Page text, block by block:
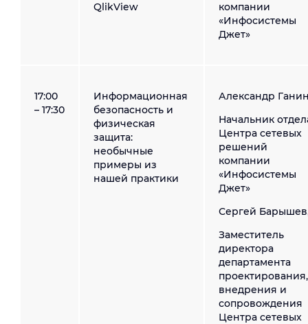
QlikView
компании
«Инфосистемы
Джет»
17:00
– 17:30
Информационная
безопасность и
физическая
защита:
необычные
примеры из
нашей практики
Александр
Начальник
Центра сетевых
решений
компании
«Инфосистемы
Джет»
Сергей
Заместитель
директора
департамента
проектирования,
внедрения и
сопровождения
Центра сетевых